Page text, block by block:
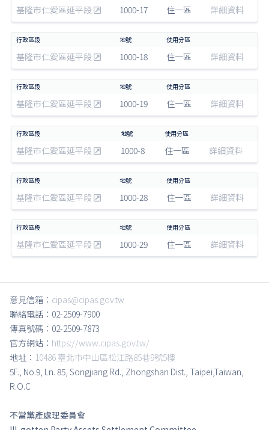
基隆市仁愛區延平段 1000-17 住一區 詳細資料
基隆市仁愛區延平段 1000-18 住一區 詳細資料
基隆市仁愛區延平段 1000-19 住一區 詳細資料
基隆市仁愛區延平段 1000-8 住一區 詳細資料
基隆市仁愛區延平段 1000-28 住一區 詳細資料
基隆市仁愛區延平段 1000-29 住一區 詳細資料
意見信箱： cipas@cipas.gov.tw
聯絡電話：02-2509-7900
傳真號碼：02-2509-7873
官方網站： https://www.cipas.gov.tw/
地址： 10486 臺北市中山區松江路85巷9號5樓
5F., No.9, Ln. 85, Songjiang Rd., Zhongshan Dist., Taipei,Taiwan,
R.O.C
不當黨產處理委員會